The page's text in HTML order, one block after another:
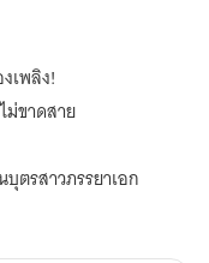
เพลิง!
ม่ขาดสาย
ตรสาวภรรยาเอก